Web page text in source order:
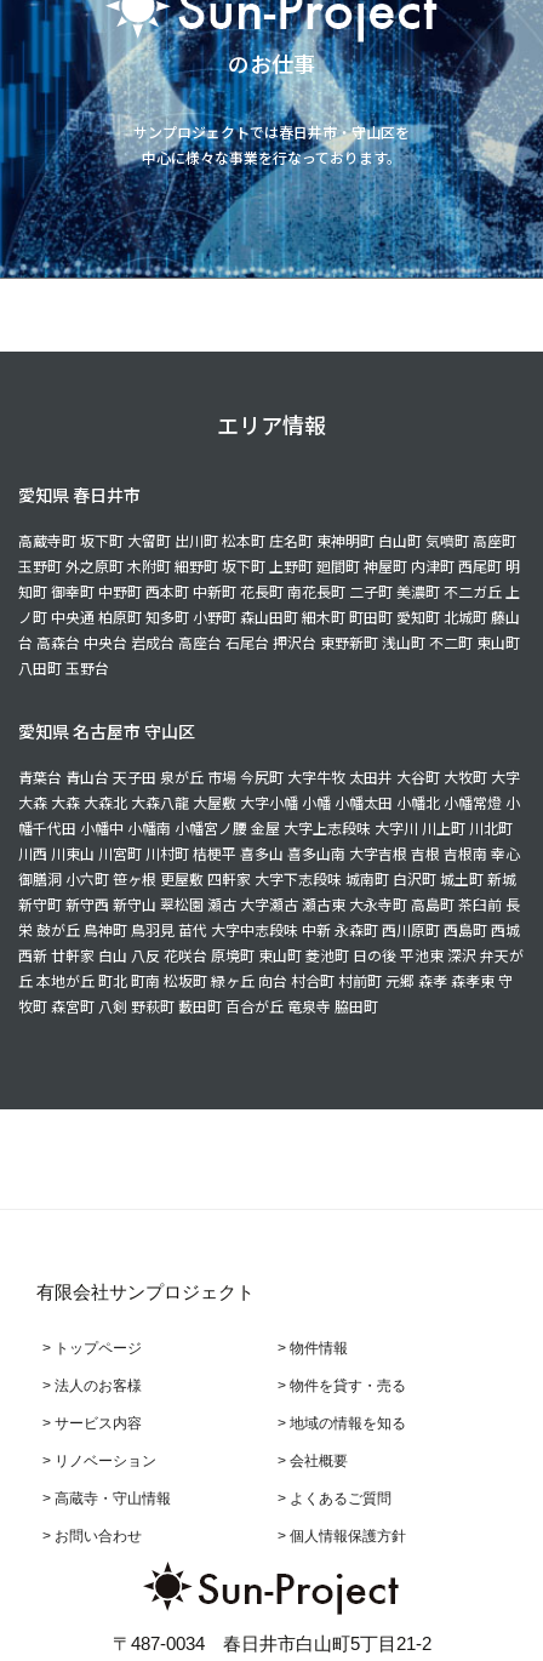
のお仕事
サンプロジェクトでは春日井市・守山区を
中心に様々な事業を行なっております。
エリア情報
愛知県 春日井市
高蔵寺町 坂下町 大留町 出川町 松本町 庄名町 東神明町 白山町 気噴町 高座町
玉野町 外之原町 木附町 細野町 坂下町 上野町 廻間町 神屋町 内津町 西尾町 明
知町 御幸町 中野町 西本町 中新町 花長町 南花長町 二子町 美濃町 不二ガ丘 上
ノ町 中央通 柏原町 知多町 小野町 森山田町 細木町 町田町 愛知町 北城町 藤山
台 高森台 中央台 岩成台 高座台 石尾台 押沢台 東野新町 浅山町 不二町 東山町
八田町 玉野台
愛知県 名古屋市 守山区
青葉台 青山台 天子田 泉が丘 市場 今尻町 大字牛牧 太田井 大谷町 大牧町 大字
大森 大森 大森北 大森八龍 大屋敷 大字小幡 小幡 小幡太田 小幡北 小幡常燈 小
幡千代田 小幡中 小幡南 小幡宮ノ腰 金屋 大字上志段味 大字川 川上町 川北町
川西 川東山 川宮町 川村町 桔梗平 喜多山 喜多山南 大字吉根 吉根 吉根南 幸心
御膳洞 小六町 笹ヶ根 更屋敷 四軒家 大字下志段味 城南町 白沢町 城土町 新城
新守町 新守西 新守山 翠松園 瀬古 大字瀬古 瀬古東 大永寺町 高島町 茶臼前 長
栄 鼓が丘 鳥神町 鳥羽見 苗代 大字中志段味 中新 永森町 西川原町 西島町 西城
西新 廿軒家 白山 八反 花咲台 原境町 東山町 菱池町 日の後 平池東 深沢 弁天が
丘 本地が丘 町北 町南 松坂町 緑ヶ丘 向台 村合町 村前町 元郷 森孝 森孝東 守
牧町 森宮町 八剣 野萩町 藪田町 百合が丘 竜泉寺 脇田町
有限会社サンプロジェクト
> トップページ > 物件情報
> 法人のお客様 > 物件を貸す・売る
> サービス内容 > 地域の情報を知る
> リノベーション > 会社概要
> 高蔵寺・守山情報 > よくあるご質問
> お問い合わせ > 個人情報保護方針
〒487-0034 春日井市白山町5丁目21-2